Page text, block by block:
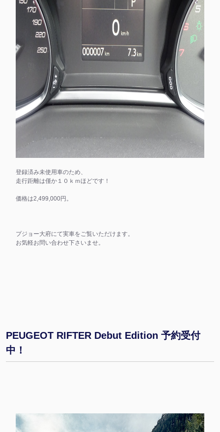
登録済み未使用車のため、
走行距離は僅か１０ｋｍほどです！
価格は2,499,000円。
プジョー大府にて実車をご覧いただけます。
お気軽お問い合わせ下さいませ。
PEUGEOT RIFTER Debut Edition 予約受付
中！